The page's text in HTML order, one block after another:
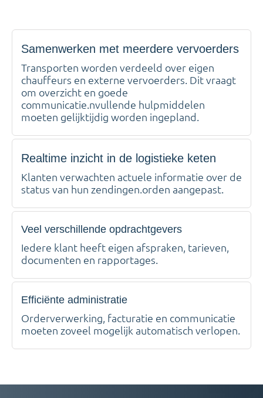
Samenwerken met meerdere vervoerders
Transporten worden verdeeld over eigen
chauffeurs en externe vervoerders. Dit vraagt
om overzicht en goede
communicatie.nvullende hulpmiddelen
moeten gelijktijdig worden ingepland.
Realtime inzicht in de logistieke keten
Klanten verwachten actuele informatie over de
status van hun zendingen.orden aangepast.
Veel verschillende opdrachtgevers
Iedere klant heeft eigen afspraken, tarieven,
documenten en rapportages.
Efficiënte administratie
Orderverwerking, facturatie en communicatie
moeten zoveel mogelijk automatisch verlopen.